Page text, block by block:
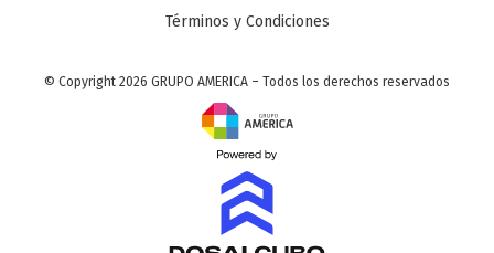
Términos y Condiciones
© Copyright 2026 GRUPO AMERICA – Todos los derechos reservados